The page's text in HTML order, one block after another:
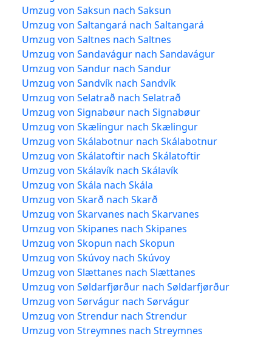
Umzug von Saksun nach Saksun
Umzug von Saltangará nach Saltangará
Umzug von Saltnes nach Saltnes
Umzug von Sandavágur nach Sandavágur
Umzug von Sandur nach Sandur
Umzug von Sandvík nach Sandvík
Umzug von Selatrað nach Selatrað
Umzug von Signabøur nach Signabøur
Umzug von Skælingur nach Skælingur
Umzug von Skálabotnur nach Skálabotnur
Umzug von Skálatoftir nach Skálatoftir
Umzug von Skálavík nach Skálavík
Umzug von Skála nach Skála
Umzug von Skarð nach Skarð
Umzug von Skarvanes nach Skarvanes
Umzug von Skipanes nach Skipanes
Umzug von Skopun nach Skopun
Umzug von Skúvoy nach Skúvoy
Umzug von Slættanes nach Slættanes
Umzug von Søldarfjørður nach Søldarfjørður
Umzug von Sørvágur nach Sørvágur
Umzug von Strendur nach Strendur
Umzug von Streymnes nach Streymnes